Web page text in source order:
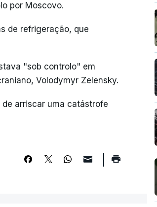
por Moscovo.
de refrigeração, que
"sob controlo" em
Volodymyr Zelensky.
arriscar uma catástrofe